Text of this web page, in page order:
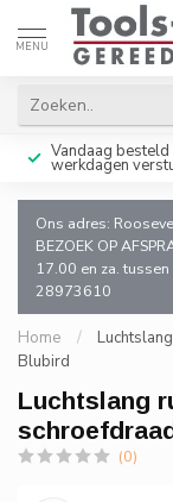
MENU
Vandaag besteld
werkdagen
Ons adres:
BEZOEK OP
17.00 en za.
28973610
Home /
Blubird
Luchtslang
(0)